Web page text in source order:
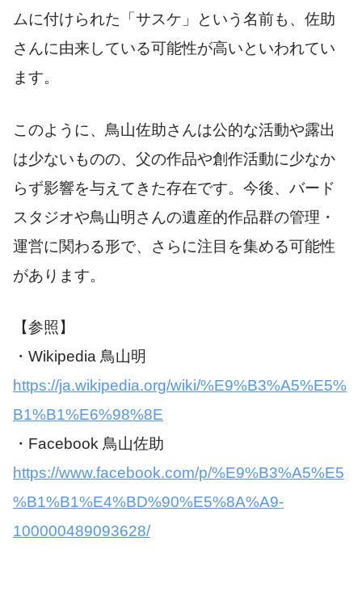
ムに付けられた「サスケ」という名前も、佐助
さんに由来している可能性が高いといわれてい
ます。
このように、鳥山佐助さんは公的な活動や露出
は少ないものの、父の作品や創作活動に少なか
らず影響を与えてきた存在です。今後、バード
スタジオや鳥山明さんの遺産的作品群の管理・
運営に関わる形で、さらに注目を集める可能性
があります。
【参照】
・Wikipedia 鳥山明
https://ja.wikipedia.org/wiki/%E9%B3%A5%E5%
B1%B1%E6%98%8E
・Facebook 鳥山佐助
https://www.facebook.com/p/%E9%B3%A5%E5
%B1%B1%E4%BD%90%E5%8A%A9-
100000489093628/